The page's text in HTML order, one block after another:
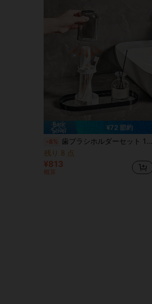
¥72 節約
-8%
歯ブラシホルダーセット 1個入り、歯ブラシカップ、歯磨き粉とelectric歯ブラシホルダー、洗面カップ、寮や自宅のバスルーム用オーガナイザー
残り 8 点
¥813
概算